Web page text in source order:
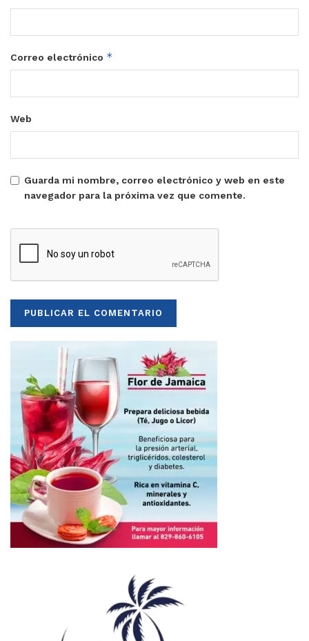
Correo electrónico *
Web
Guarda mi nombre, correo electrónico y web en este
navegador para la próxima vez que comente.